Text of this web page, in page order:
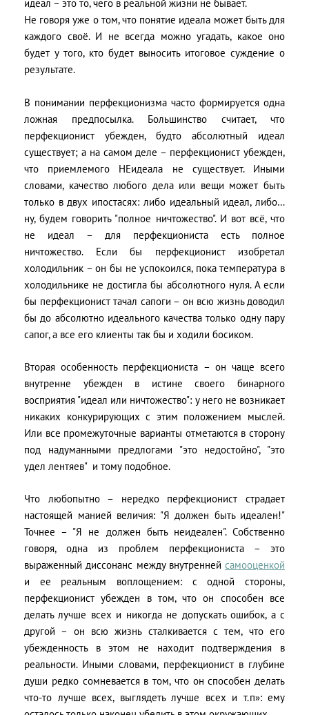
идеал – это то, чего в реальной жизни не бывает.
Не говоря уже о том, что понятие идеала может быть для
каждого своё. И не всегда можно угадать, какое оно
будет у того, кто будет выносить итоговое суждение о
результате.
В понимании перфекционизма часто формируется одна
ложная предпосылка. Большинство считает, что
перфекционист убежден, будто абсолютный идеал
существует; а на самом деле – перфекционист убежден,
что приемлемого НЕидеала не существует. Иными
словами, качество любого дела или вещи может быть
только в двух ипостасях: либо идеальный идеал, либо…
ну, будем говорить "полное ничтожество". И вот всё, что
не идеал – для перфекциониста есть полное
ничтожество. Если бы перфекционист изобретал
холодильник – он бы не успокоился, пока температура в
холодильнике не достигла бы абсолютного нуля. А если
бы перфекционист тачал сапоги – он всю жизнь доводил
бы до абсолютно идеального качества только одну пару
сапог, а все его клиенты так бы и ходили босиком.
Вторая особенность перфекциониста – он чаще всего
внутренне убежден в истине своего бинарного
восприятия "идеал или ничтожество": у него не возникает
никаких конкурирующих с этим положением мыслей.
Или все промежуточные варианты отметаются в сторону
под надуманными предлогами "это недостойно", "это
удел лентяев" и тому подобное.
Что любопытно – нередко перфекционист страдает
настоящей манией величия: "Я должен быть идеален!"
Точнее – "Я не должен быть неидеален". Собственно
говоря, одна из проблем перфекциониста – это
выраженный диссонанс между внутренней самооценкой
и ее реальным воплощением: с одной стороны,
перфекционист убежден в том, что он способен все
делать лучше всех и никогда не допускать ошибок, а с
другой – он всю жизнь сталкивается с тем, что его
убежденность в этом не находит подтверждения в
реальности. Иными словами, перфекционист в глубине
души редко сомневается в том, что он способен делать
что-то лучше всех, выглядеть лучше всех и т.п»: ему